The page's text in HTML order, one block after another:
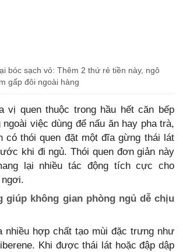
bóc sạch vỏ: Thêm 2 thứ rẻ tiền này, ngô
gấp đôi ngoài hàng
vị quen thuộc trong hầu hết căn bếp
việc dùng để nấu ăn hay pha trà,
có thói quen đặt một đĩa gừng thái lát
khi đi ngủ. Thói quen đơn giản này
lại nhiều tác động tích cực cho
ngơi.
giúp không gian phòng ngủ dễ chịu
nhiều hợp chất tạo mùi đặc trưng như
Khi được thái lát hoặc đập dập